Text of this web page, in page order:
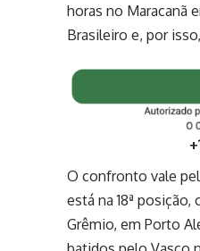
horas no Maracanã
Brasileiro e, por
O confronto vale
está na 18ª
Grêmio, em Porto